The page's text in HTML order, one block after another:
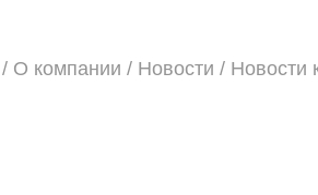
/ О компании / Новости / Новости